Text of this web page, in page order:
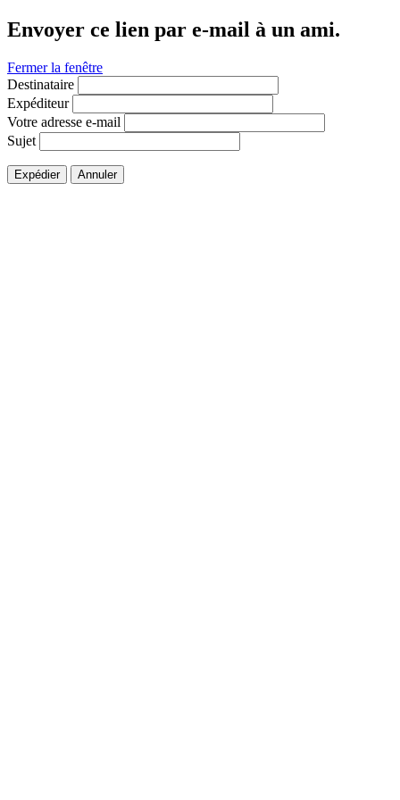
Envoyer ce lien par e-mail à un ami.
Fermer la fenêtre
Destinataire
Expéditeur
Votre adresse e-mail
Sujet
Expédier Annuler